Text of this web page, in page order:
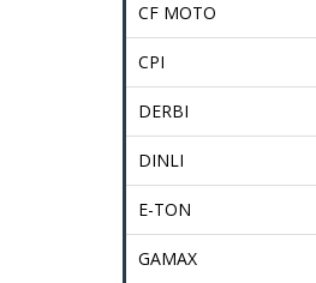
CF MOTO
CPI
DERBI
DINLI
E-TON
GAMAX